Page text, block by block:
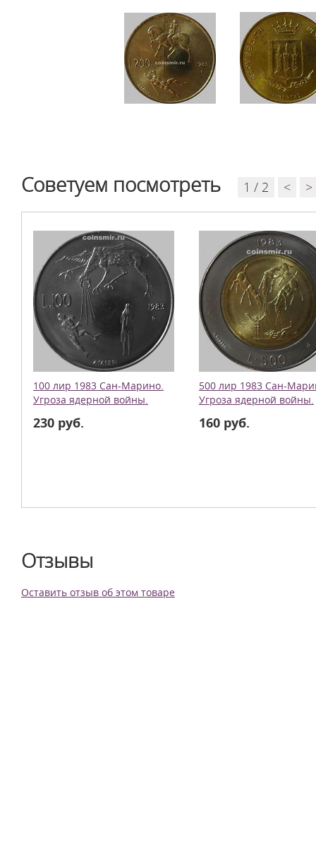
Советуем посмотреть 1 / 2 < >
100 лир 1983 Сан-Марино.
Угроза ядерной войны.
230 руб.
500 лир 1983 Сан-
Угроза ядерной войны.
160 руб.
Отзывы
Оставить отзыв об этом товаре